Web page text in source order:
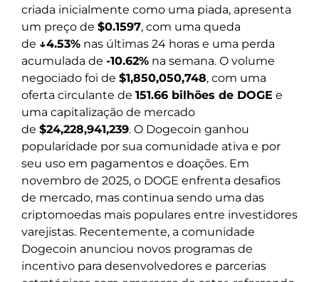
criada inicialmente como uma piada, apresenta
um preço de $0.1597, com uma queda
de ↓4.53% nas últimas 24 horas e uma perda
acumulada de -10.62% na semana. O volume
negociado foi de $1,850,050,748, com uma
oferta circulante de 151.66 bilhões de DOGE e
uma capitalização de mercado
de $24,228,941,239. O Dogecoin ganhou
popularidade por sua comunidade ativa e por
seu uso em pagamentos e doações. Em
novembro de 2025, o DOGE enfrenta desafios
de mercado, mas continua sendo uma das
criptomoedas mais populares entre investidores
varejistas. Recentemente, a comunidade
Dogecoin anunciou novos programas de
incentivo para desenvolvedores e parcerias